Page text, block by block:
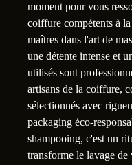
moment pour vous
coiffure compétents à
maîtres dans l'art de
une détente intense et
utilisés sont
artisans de la coiffure,
sélectionnés avec
packaging éco-
shampooing, c'est un
transforme le lavage